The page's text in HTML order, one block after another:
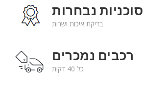
סוכניות נבחרות
בדיקת איכות ושרות
רכבים נמכרים
כל 40 דקות